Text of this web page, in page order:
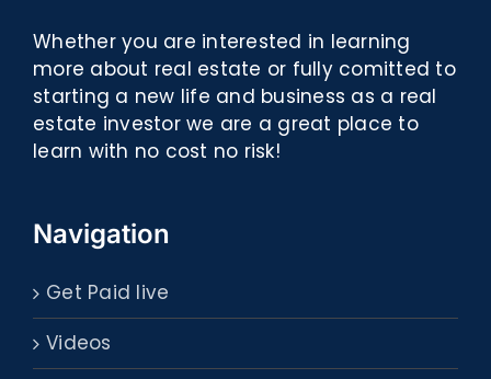
Whether you are interested in learning
more about real estate or fully comitted to
starting a new life and business as a real
estate investor we are a great place to
learn with no cost no risk!
Navigation
Get Paid live
Videos